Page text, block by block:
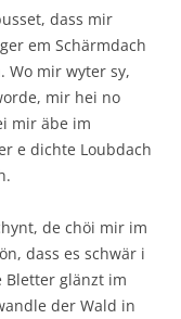
dass mir
em Schärmdach
Wo mir wyter sy,
mir hei no
mir äbe im
e dichte Loubdach
de chöi mir im
dass es schwär i
Bletter glänzt im
der Wald in